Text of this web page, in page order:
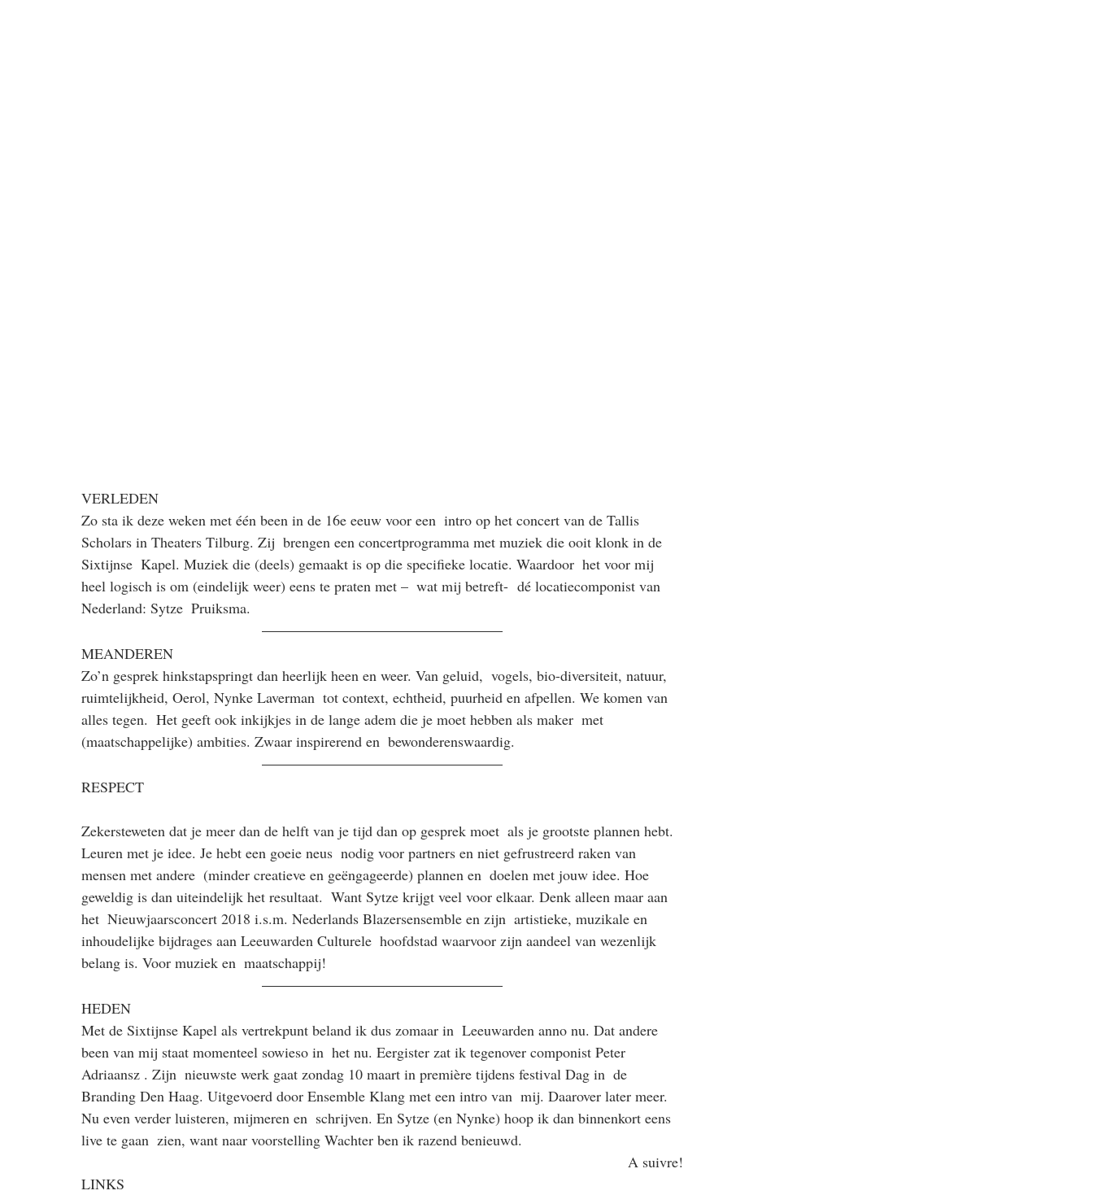
VERLEDEN
Zo sta ik deze weken met één been in de 16e eeuw voor een  intro op het concert van de Tallis
Scholars in Theaters Tilburg. Zij  brengen een concertprogramma met muziek die ooit klonk in de
Sixtijnse  Kapel. Muziek die (deels) gemaakt is op die specifieke locatie. Waardoor  het voor mij
heel logisch is om (eindelijk weer) eens te praten met –  wat mij betreft-  dé locatiecomponist van
Nederland: Sytze  Pruiksma.
MEANDEREN
Zo’n gesprek hinkstapspringt dan heerlijk heen en weer. Van geluid,  vogels, bio-diversiteit, natuur,
ruimtelijkheid, Oerol, Nynke Laverman  tot context, echtheid, puurheid en afpellen. We komen van
alles tegen.  Het geeft ook inkijkjes in de lange adem die je moet hebben als maker  met
(maatschappelijke) ambities. Zwaar inspirerend en  bewonderenswaardig.
RESPECT
Zekersteweten dat je meer dan de helft van je tijd dan op gesprek moet  als je grootste plannen hebt.
Leuren met je idee. Je hebt een goeie neus  nodig voor partners en niet gefrustreerd raken van
mensen met andere  (minder creatieve en geëngageerde) plannen en  doelen met jouw idee. Hoe
geweldig is dan uiteindelijk het resultaat.  Want Sytze krijgt veel voor elkaar. Denk alleen maar aan
het  Nieuwjaarsconcert 2018 i.s.m. Nederlands Blazersensemble en zijn  artistieke, muzikale en
inhoudelijke bijdrages aan Leeuwarden Culturele  hoofdstad waarvoor zijn aandeel van wezenlijk
belang is. Voor muziek en  maatschappij!
HEDEN
Met de Sixtijnse Kapel als vertrekpunt beland ik dus zomaar in  Leeuwarden anno nu. Dat andere
been van mij staat momenteel sowieso in  het nu. Eergister zat ik tegenover componist Peter
Adriaansz . Zijn  nieuwste werk gaat zondag 10 maart in première tijdens festival Dag in  de
Branding Den Haag. Uitgevoerd door Ensemble Klang met een intro van  mij. Daarover later meer.
Nu even verder luisteren, mijmeren en  schrijven. En Sytze (en Nynke) hoop ik dan binnenkort eens
live te gaan  zien, want naar voorstelling Wachter ben ik razend benieuwd.
A suivre!
LINKS